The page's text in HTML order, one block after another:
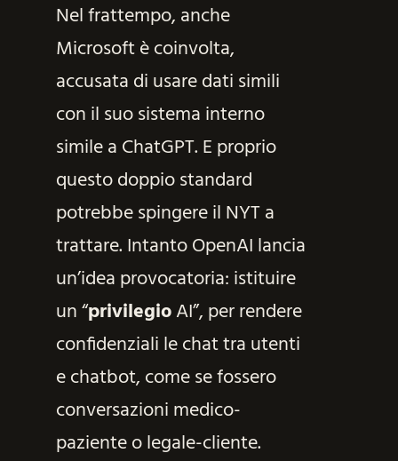
Nel frattempo, anche
Microsoft è coinvolta,
accusata di usare dati simili
con il suo sistema interno
simile a ChatGPT. E proprio
questo doppio standard
potrebbe spingere il NYT a
trattare. Intanto OpenAI lancia
un’idea provocatoria: istituire
un “privilegioAI”, per rendere
confidenziali le chat tra utenti
e chatbot, come se fossero
conversazioni medico-
paziente o legale-cliente.